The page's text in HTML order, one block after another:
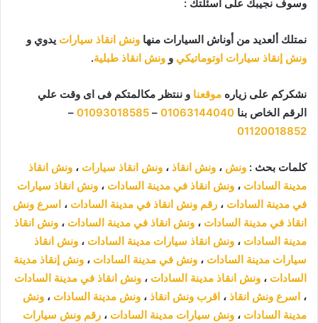
وسوف نجيبك على أسئلتك :
نمتلك ألعديد من أوناش السيارات منها ونش انقاذ سيارات يدوي و
ونش إنقاذ سيارات اوتوماتيكي و ونش انقاذ طبلية.
نشكركم على زياره موقعنا و ننتظر مكالمتكم فى اى وقت علي
الرقم الخاص بنا 01063144040
–
01093018585
–
01120018852
كلمات بحث : ونش ، ونش انقاذ ، ونش انقاذ سيارات ، ونش انقاذ
مدينة السادات ، ونش انقاذ في مدينة السادات ، ونش انقاذ سيارات
في مدينة السادات ، رقم ونش انقاذ في مدينة السادات ، اسرع ونش
انقاذ في مدينة السادات ، ونش انقاذ في مدينة السادات ، ونش انقاذ
مدينة السادات ، ونش انقاذ سيارات مدينة السادات ، ونش انقاذ
سيارات مدينة السادات ، ونش في مدينة السادات ، ونش إنقاذ مدينة
السادات ، ونش انقاذ مدينة السادات ، ونش انقاذ في مدينة السادات
، اسرع ونش انقاذ ، اقرب ونش انقاذ ، ونش مدينة السادات ، ونش
مدينة السادات ، ونش سيارات مدينة السادات ، رقم ونش سيارات